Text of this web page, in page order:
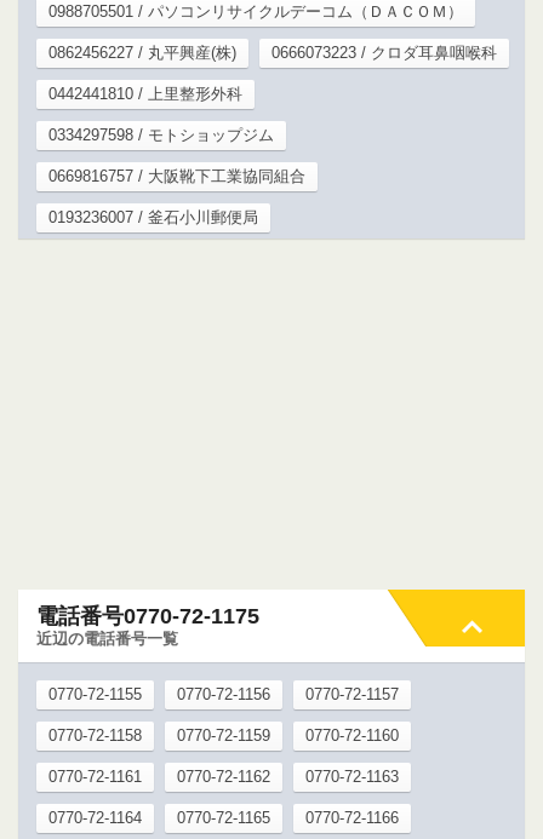
0988705501 / パソコンリサイクルデーコム（ＤＡＣＯＭ）
0862456227 / 丸平興産(株) 0666073223 / クロダ耳鼻咽喉科
0442441810 / 上里整形外科
0334297598 / モトショップジム
0669816757 / 大阪靴下工業協同組合
0193236007 / 釜石小川郵便局
電話番号0770-72-1175
近辺の電話番号一覧
0770-72-1155 0770-72-1156 0770-72-1157
0770-72-1158 0770-72-1159 0770-72-1160
0770-72-1161 0770-72-1162 0770-72-1163
0770-72-1164 0770-72-1165 0770-72-1166